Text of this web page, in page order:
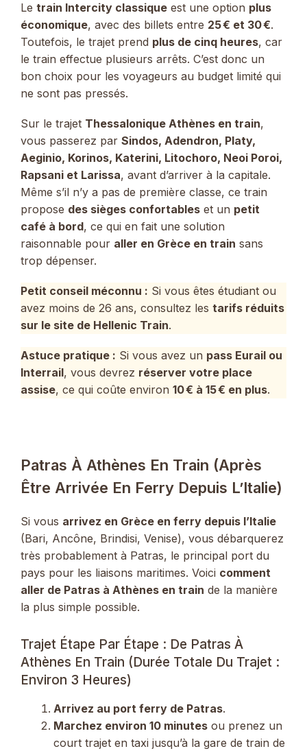
Le train Intercity classique est une option plus
économique, avec des billets entre 25 € et 30 €.
Toutefois, le trajet prend plus de cinq heures, car
le train effectue plusieurs arrêts. C’est donc un
bon choix pour les voyageurs au budget limité qui
ne sont pas pressés.
Sur le trajet Thessalonique Athènes en train,
vous passerez par Sindos, Adendron, Platy,
Aeginio, Korinos, Katerini, Litochoro, Neoi Poroi,
Rapsani et Larissa, avant d’arriver à la capitale.
Même s’il n’y a pas de première classe, ce train
propose des sièges confortables et un petit
café à bord, ce qui en fait une solution
raisonnable pour aller en Grèce en train sans
trop dépenser.
Petit conseil méconnu : Si vous êtes étudiant ou
avez moins de 26 ans, consultez les tarifs réduits
sur le site de Hellenic Train.
Astuce pratique : Si vous avez un pass Eurail ou
Interrail, vous devrez réserver votre place
assise, ce qui coûte environ 10 € à 15 € en plus.
Patras À Athènes En Train (après
Être Arrivée En Ferry Depuis L’Italie)
Si vous arrivez en Grèce en ferry depuis l’Italie
(Bari, Ancône, Brindisi, Venise), vous débarquerez
très probablement à Patras, le principal port du
pays pour les liaisons maritimes. Voici comment
aller de Patras à Athènes en train de la manière
la plus simple possible.
Trajet Étape Par Étape : De Patras À
Athènes En Train (Durée Totale Du Trajet :
Environ 3 Heures)
Arrivez au port ferry de Patras.
Marchez environ 10 minutes ou prenez un
court trajet en taxi jusqu’à la gare de train de